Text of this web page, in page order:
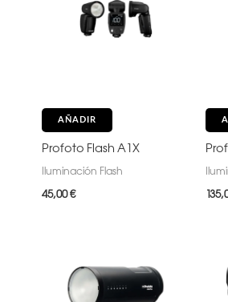
AÑADIR
Profoto Flash A1X
Iluminación Flash
45,00€